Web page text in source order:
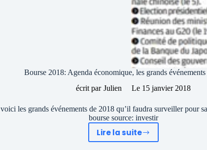
Bourse 2018: Agenda économique, les grands
écrit par Julien Le 15 janvier 2018
voici les grands événements de 2018 qu’il faudra surveiller pour
bourse source: investir
Lire la suite
Bourse